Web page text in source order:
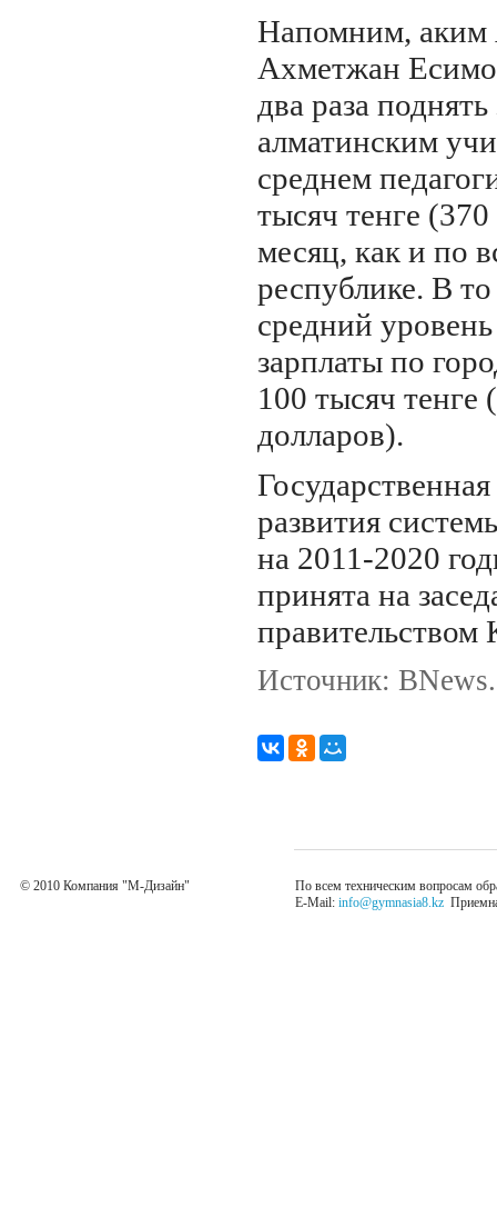
Напомним, аким
Ахметжан
два раза поднять
алматинским
среднем
тысяч тенге
месяц, как и по
республике. В
средний
зарплаты по
100 тысяч тенге
долларов).
развития
на 2011-2020
принята на
правительством
Источник:
© 2010 Компания "М-Дизайн"
По всем техническим вопросам
E-Mail: info@gymnasia8.kz